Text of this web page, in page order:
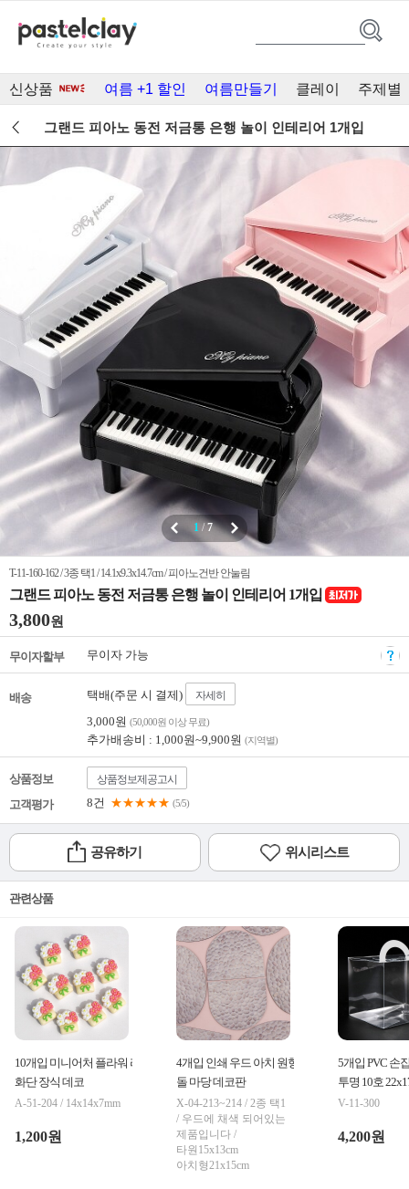
신상품 여름 +1 할인 여름만들기 클레이 주제별
그랜드 피아노 동전 저금통 은행 놀이 인테리어 1개입
1 /7
T-11-160-162 / 3종 택1 / 14.1x9.3x14.7cm / 피아노건반 안눌림
그랜드 피아노 동전 저금통 은행 놀이 인테리어 1개입
3,800원
무이자할부 무이자 가능
배송 택배(주문 시 결제) 자세히
3,000원 (50,000원 이상 무료)
추가배송비 : 1,000원~9,900원 (지역별)
상품정보 상품정보제공고시
고객평가 8건 ★★★★★ (5/5)
공유하기 위시리스트
관련상품
10개입 미니어처 플라워 리본
화단 장식 데코
A-51-204 / 14x14x7mm
1,200원
4개입 인쇄 우드 아치 원형 자갈
돌 마당 데코판
X-04-213~214 / 2종 택1
/ 우드에 채색 되어있는
제품입니다 /
타원15x13cm
아치형21x15cm
5개입 PVC 손
투명 10호
V-11-300
4,200원